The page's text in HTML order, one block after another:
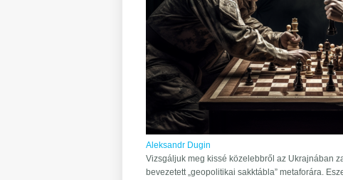
Aleksandr Dugin
Vizsgáljuk meg kissé közelebbről az Ukrajnában
bevezetett „geopolitikai sakktábla” metaforára.